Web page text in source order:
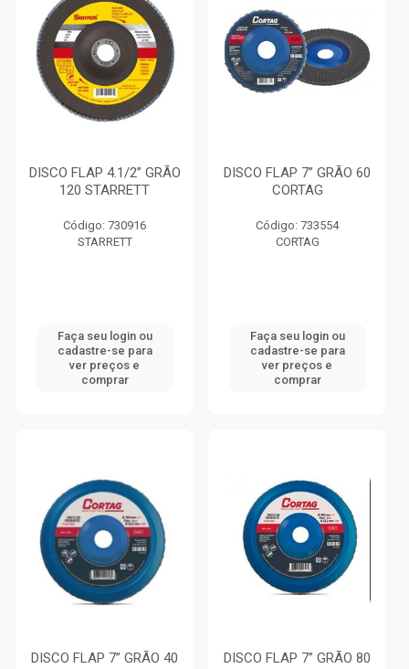
DISCO FLAP 4.1/2” GRÃO
120 STARRETT
Código: 730916
STARRETT
Faça seu login ou
cadastre-se para
ver preços e
comprar
DISCO FLAP 7” GRÃO 60
CORTAG
Código: 733554
CORTAG
Faça seu login ou
cadastre-se para
ver preços e
comprar
DISCO FLAP 7” GRÃO 40
DISCO FLAP 7” GRÃO 80